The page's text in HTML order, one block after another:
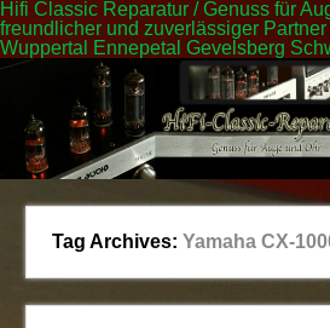
Hifi Classic Reparatur / Genuss für
freundlicher und zuverlässiger
Wuppertal Ennepetal Gevelsberg
Tag Archives: Yamaha CX-